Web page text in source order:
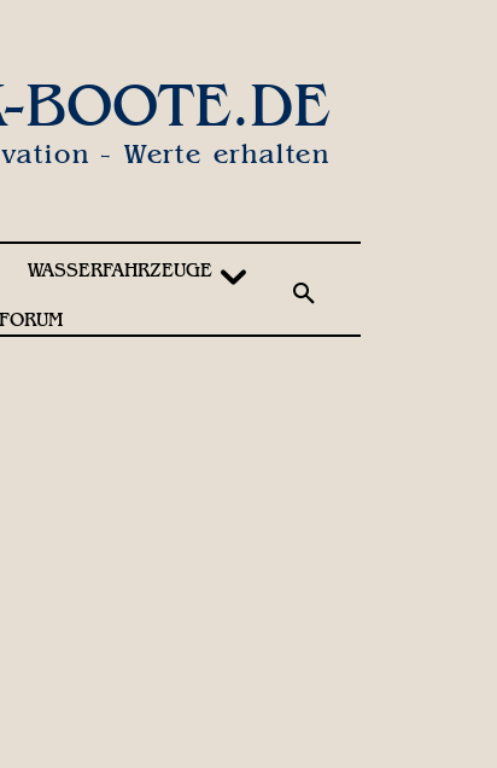
BOOTE.DE
- Werte erhalten
WASSERFAHRZEUGE
FORUM